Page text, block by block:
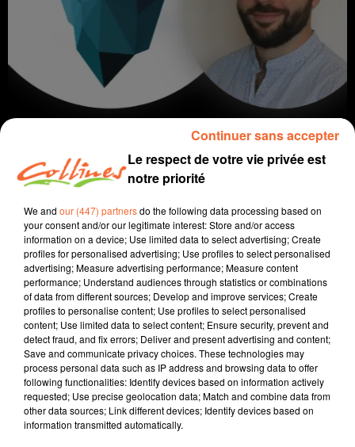
coaching
4 juillet 2023 - 10 min 20 sec
JUSQU'OÙ IRIEZ-VOUS POUR LA VICTOIRE ?
David Puaud
La voie(x) d'Alban
Tous les 15 jours, Alban nous donne des conseils
et nous amène son énergie positive. Alban est
coach et formateur au sein d'Artic Coaching à
Bressuire.
Le respect de votre vie privée est
notre priorité
We and our (447) partnersdo the following data processing based on
your consent and/or our legitimate interest: Store and/or access
information on a device; Use limited data to select advertising; Create
profiles for personalised advertising; Use profiles to select personalised
advertising; Measure advertising performance; Measure content
performance; Understand audiences through statistics or combinations
of data from different sources; Develop and improve services; Create
profiles to personalise content; Use profiles to select personalised
content; Use limited data to select content; Ensure security, prevent and
detect fraud, and fix errors; Deliver and present advertising and content;
Save and communicate privacy choices. These technologies may
process personal data such as IP address and browsing data to offer
following functionalities: Identify devices based on information actively
requested; Use precise geolocation data; Match and combine data from
other data sources; Link different devices; Identify devices based on
information transmitted automatically.
Continuer sans accepter